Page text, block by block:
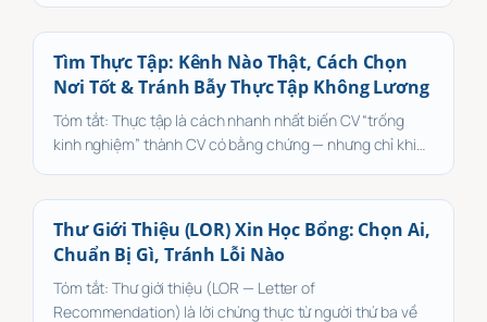
Tìm Thực Tập: Kênh Nào Thật, Cách Chọn
Nơi Tốt & Tránh Bẫy Thực Tập Không Lương
Tóm tắt: Thực tập là cách nhanh nhất biến CV “trống
kinh nghiệm” thành CV có bằng chứng — nhưng chỉ khi…
Thư Giới Thiệu (LOR) Xin Học Bổng: Chọn Ai,
Chuẩn Bị Gì, Tránh Lỗi Nào
Tóm tắt: Thư giới thiệu (LOR — Letter of
Recommendation) là lời chứng thực từ người thứ ba về